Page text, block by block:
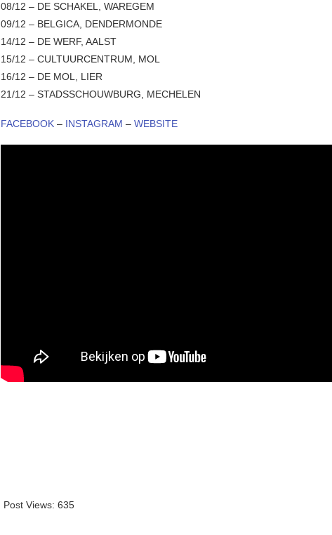
08/12 – DE SCHAKEL, WAREGEM
09/12 – BELGICA, DENDERMONDE
14/12 – DE WERF, AALST
15/12 – CULTUURCENTRUM, MOL
16/12 – DE MOL, LIER
21/12 – STADSSCHOUWBURG, MECHELEN
FACEBOOK – INSTAGRAM – WEBSITE
Post Views: 635